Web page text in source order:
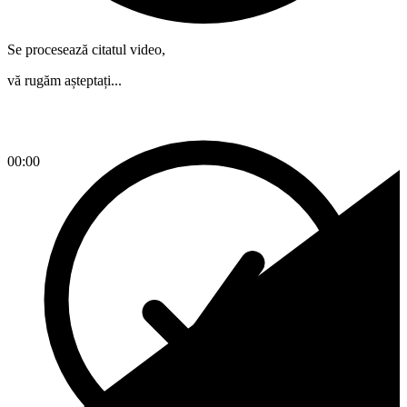
00:00
Se procesează citatul video,
vă rugăm așteptați...